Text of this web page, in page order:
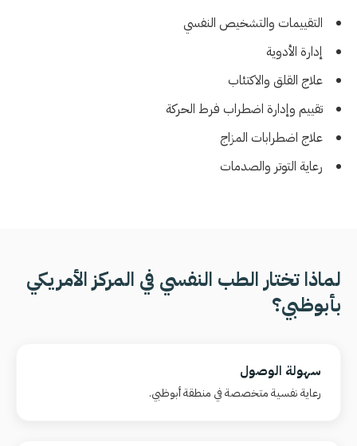
التقييمات والتشخيص النفسي
إدارة الأدوية
علاج القلق والاكتئاب
تقييم وإدارة اضطراب فرط الحركة
علاج اضطرابات المزاج
رعاية التوتر والصدمات
لماذا تختار الطب النفسي في المركز الأمريكي
بأبوظبي؟
سهولة الوصول
رعاية نفسية متخصصة في منطقة أبوظبي.